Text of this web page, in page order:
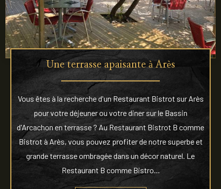
Une terrasse apaisante à Arès
Vous êtes à la recherche d'un Restaurant Bistrot sur Arès
pour votre déjeuner ou votre diner sur le Bassin
d'Arcachon en terrasse ? Au Restaurant Bistrot B comme
Bistrot à Arès, vous pouvez profiter de notre superbe et
grande terrasse ombragée dans un décor naturel. Le
Restaurant B comme Bistro...